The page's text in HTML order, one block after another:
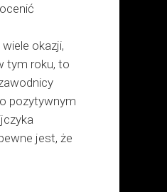
okazji,
tym roku, to
pozytywnym
jest, że